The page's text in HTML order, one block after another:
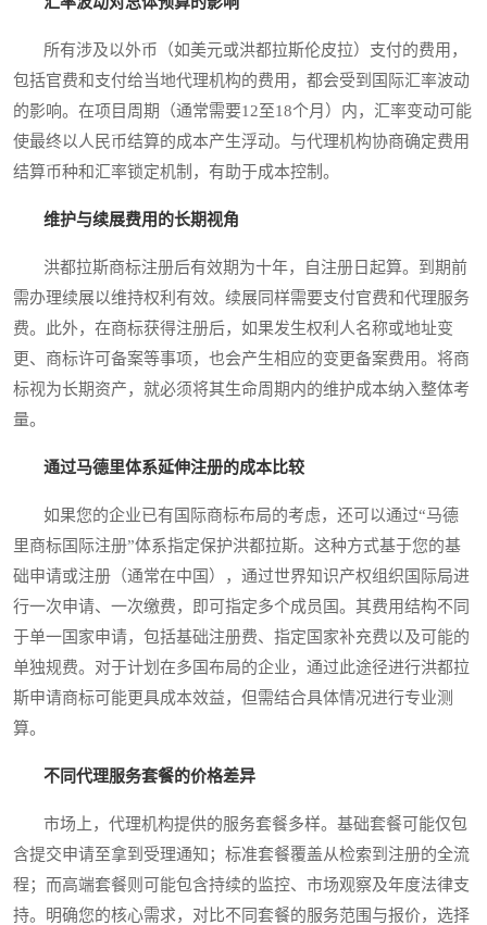
所有涉及以外币（如美元或洪都拉斯伦皮拉）支付的费用，
包括官费和支付给当地代理机构的费用，都会受到国际汇率波动
的影响。在项目周期（通常需要12至18个月）内，汇率变动可能
使最终以人民币结算的成本产生浮动。与代理机构协商确定费用
结算币种和汇率锁定机制，有助于成本控制。
维护与续展费用的长期视角
洪都拉斯商标注册后有效期为十年，自注册日起算。到期前
需办理续展以维持权利有效。续展同样需要支付官费和代理服务
费。此外，在商标获得注册后，如果发生权利人名称或地址变
更、商标许可备案等事项，也会产生相应的变更备案费用。将商
标视为长期资产，就必须将其生命周期内的维护成本纳入整体考
量。
通过马德里体系延伸注册的成本比较
如果您的企业已有国际商标布局的考虑，还可以通过“马德
里商标国际注册”体系指定保护洪都拉斯。这种方式基于您的基
础申请或注册（通常在中国），通过世界知识产权组织国际局进
行一次申请、一次缴费，即可指定多个成员国。其费用结构不同
于单一国家申请，包括基础注册费、指定国家补充费以及可能的
单独规费。对于计划在多国布局的企业，通过此途径进行洪都拉
斯申请商标可能更具成本效益，但需结合具体情况进行专业测
算。
不同代理服务套餐的价格差异
市场上，代理机构提供的服务套餐多样。基础套餐可能仅包
含提交申请至拿到受理通知；标准套餐覆盖从检索到注册的全流
程；而高端套餐则可能包含持续的监控、市场观察及年度法律支
持。明确您的核心需求，对比不同套餐的服务范围与报价，选择